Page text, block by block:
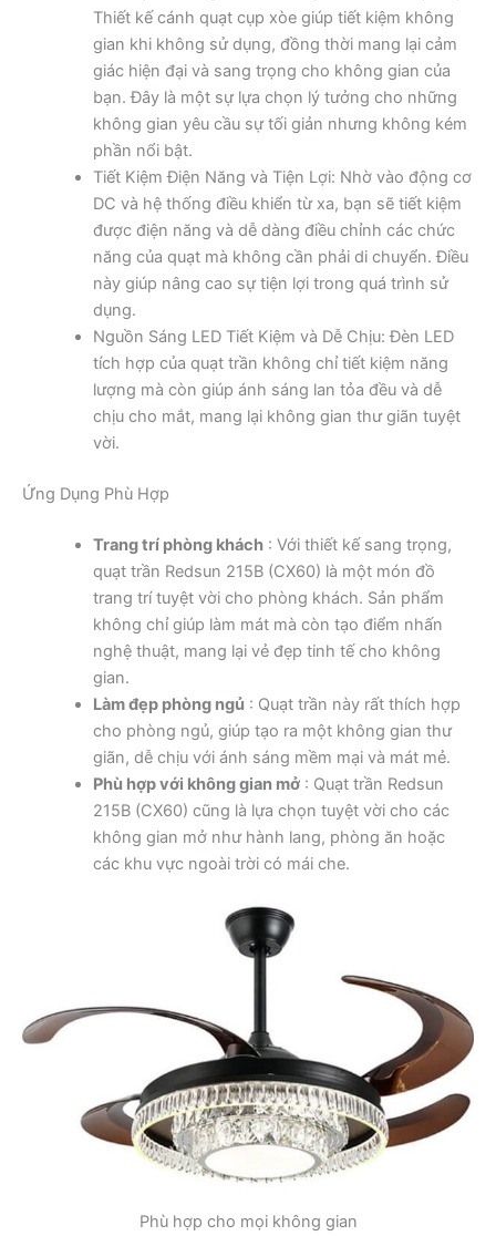
Thiết kế cánh quạt cụp xòe giúp tiết kiệm không
gian khi không sử dụng, đồng thời mang lại cảm
giác hiện đại và sang trọng cho không gian của
bạn. Đây là một sự lựa chọn lý tưởng cho những
không gian yêu cầu sự tối giản nhưng không kém
phần nổi bật.
Tiết Kiệm Điện Năng và Tiện Lợi: Nhờ vào động cơ
DC và hệ thống điều khiển từ xa, bạn sẽ tiết kiệm
được điện năng và dễ dàng điều chỉnh các chức
năng của quạt mà không cần phải di chuyển. Điều
này giúp nâng cao sự tiện lợi trong quá trình sử
dụng.
Nguồn Sáng LED Tiết Kiệm và Dễ Chịu: Đèn LED
tích hợp của quạt trần không chỉ tiết kiệm năng
lượng mà còn giúp ánh sáng lan tỏa đều và dễ
chịu cho mắt, mang lại không gian thư giãn tuyệt
vời.
Ứng Dụng Phù Hợp
Trang trí phòng khách: Với thiết kế sang trọng,
quạt trần Redsun 215B (CX60) là một món đồ
trang trí tuyệt vời cho phòng khách. Sản phẩm
không chỉ giúp làm mát mà còn tạo điểm nhấn
nghệ thuật, mang lại vẻ đẹp tinh tế cho không
gian.
Làm đẹp phòng ngủ : Quạt trần này rất thích hợp
cho phòng ngủ, giúp tạo ra một không gian thư
giãn, dễ chịu với ánh sáng mềm mại và mát mẻ.
Phù hợp với không gian mở: Quạt trần Redsun
215B (CX60) cũng là lựa chọn tuyệt vời cho các
không gian mở như hành lang, phòng ăn hoặc
các khu vực ngoài trời có mái che.
Phù hợp cho mọi không gian